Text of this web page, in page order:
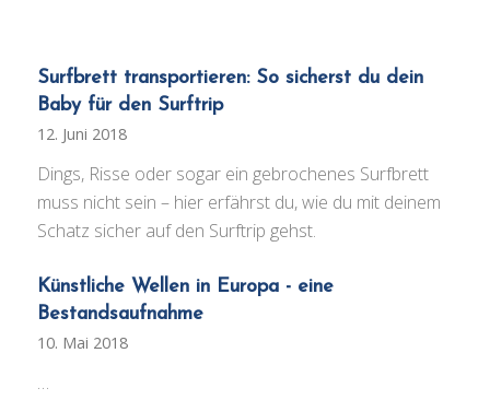
Surfbrett transportieren: So sicherst du dein
Baby für den Surftrip
12. Juni 2018
Dings, Risse oder sogar ein gebrochenes Surfbrett
muss nicht sein – hier erfährst du, wie du mit deinem
Schatz sicher auf den Surftrip gehst.
Künstliche Wellen in Europa - eine
Bestandsaufnahme
10. Mai 2018
…